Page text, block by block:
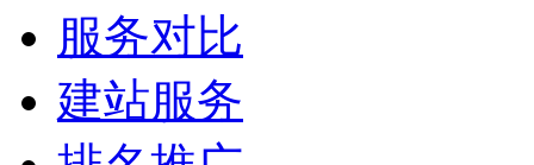
服务对比
建站服务